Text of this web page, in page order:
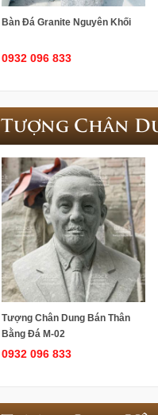
Bàn Đá Granite Nguyên Khối
0932 096 833
Tượng Chân
Tượng Chân Dung Bán Thân
Bằng Đá M-02
0932 096 833